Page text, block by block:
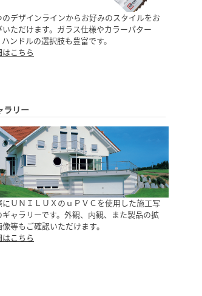
のデザインラインからお好みのスタイルをお
いただけます。ガラス仕様やカラーパター
ハンドルの選択肢も豊富です。
はこちら
ラリー
にＵＮＩＬＵＸのｕＰＶＣを使用した施工写
ギャラリーです。外観、内観、また製品の拡
像等もご確認いただけます。
はこちら